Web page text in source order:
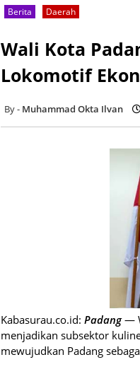
Berita Daerah
Wali Kota
Lokomotif
Muhammad Okta Ilvan
Kabasurau.co.id: Padang—
menjadikan subsektor
mewujudkan Padang